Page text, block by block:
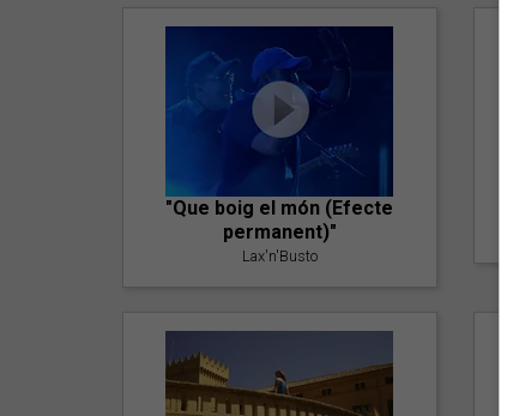
"Que boig el món (Efecte
permanent)"
Lax'n'Busto